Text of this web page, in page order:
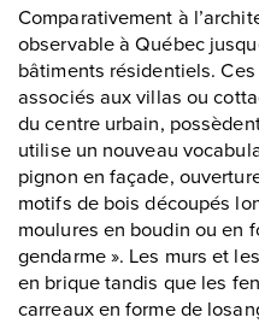
Comparativement à
observable à Québec
bâtiments résidentiels.
associés aux villas ou
du centre urbain,
utilise un nouveau
pignon en façade,
motifs de bois découpés
moulures en boudin ou en
gendarme ». Les murs et
en brique tandis que les
carreaux en forme de